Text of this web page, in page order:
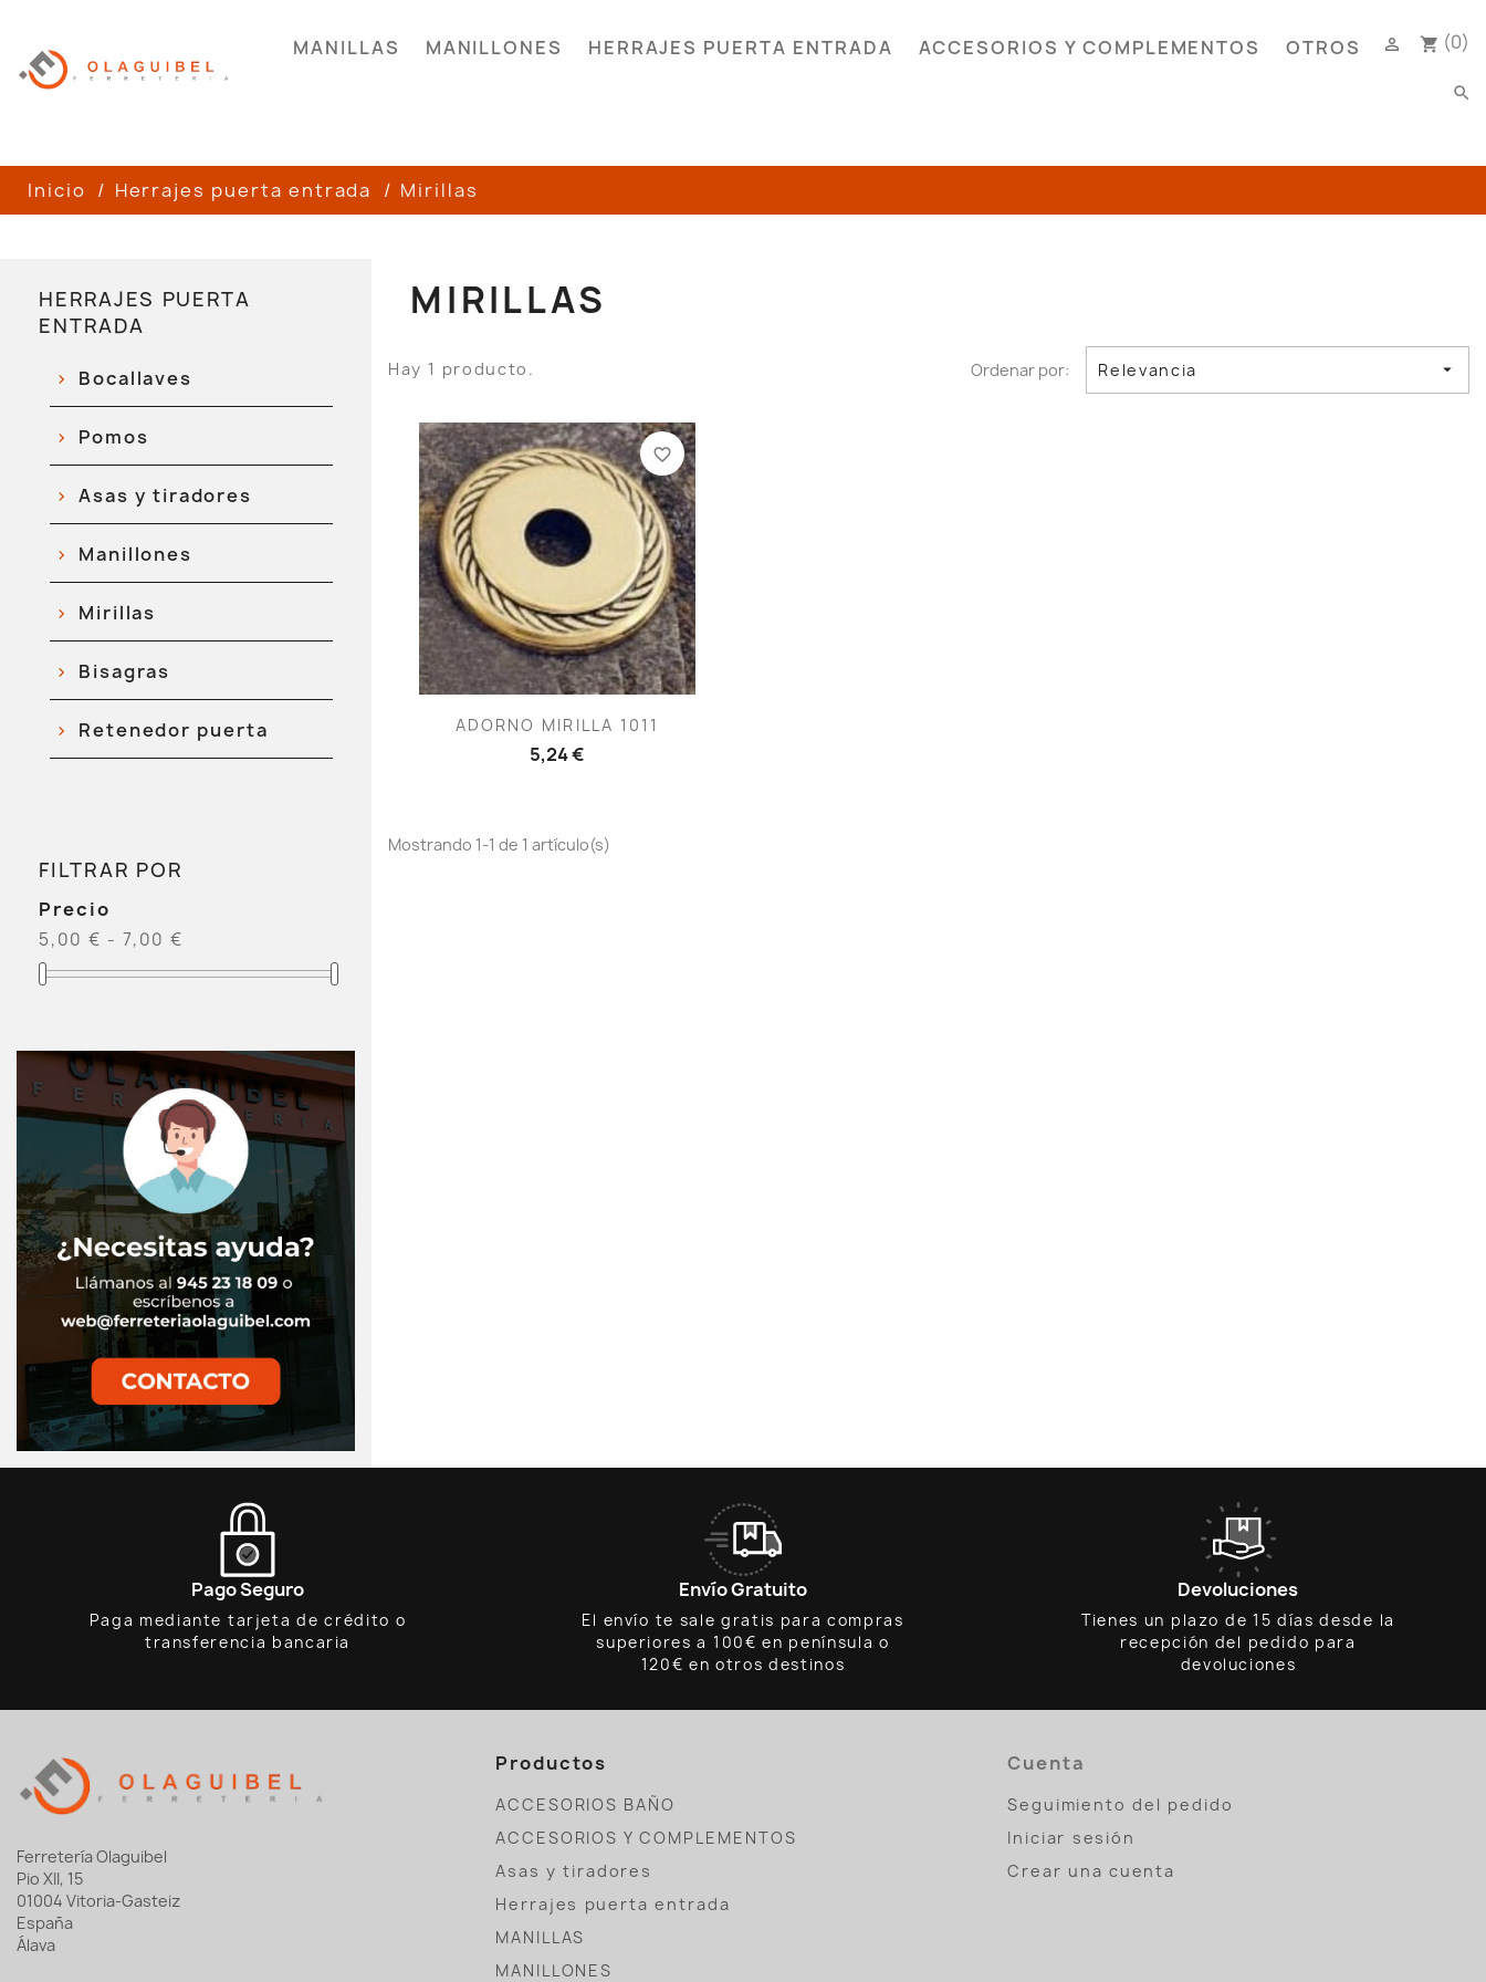
MANILLAS MANILLONES HERRAJES PUERTA ENTRADA ACCESORIOS Y COMPLEMENTOS OTROS shopping_cart (0)

search
Inicio Herrajes puerta entrada Mirillas
HERRAJES PUERTA
ENTRADA
Bocallaves
Pomos
Asas y tiradores
Manillones
Mirillas
Bisagras
Retenedor puerta
FILTRAR POR
Precio
5,00 € - 7,00 €
MIRILLAS
Hay 1 producto. Ordenar por: Relevancia 
Vista rápida
ADORNO MIRILLA 1011
5,24 €
favorite_border
Mostrando 1-1 de 1 artículo(s)
Pago Seguro
Paga mediante tarjeta de crédito o
transferencia bancaria
Envío Gratuito
El envío te sale gratis para compras
superiores a 100€ en península o
120€ en otros destinos
Devoluciones
Tienes un plazo de 15 días desde la
recepción del pedido para
devoluciones
Ferretería Olaguibel
Pio XII, 15
01004 Vitoria-Gasteiz
España
Álava
Productos
ACCESORIOS BAÑO
ACCESORIOS Y COMPLEMENTOS
Asas y tiradores
Herrajes puerta entrada
MANILLAS
MANILLONES
Cuenta
Seguimiento del pedido
Iniciar sesión
Crear una cuenta